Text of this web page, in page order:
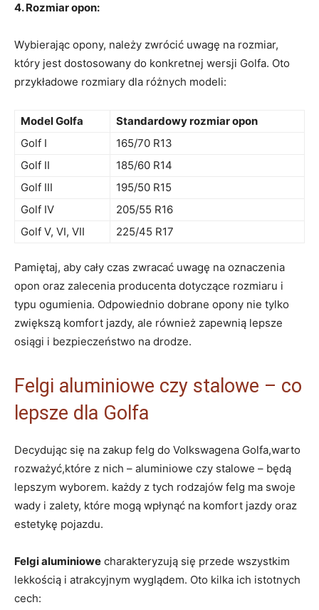
4. Rozmiar ‍opon:
Wybierając opony, należy zwrócić ⁣uwagę na ‍rozmiar,
⁤który jest dostosowany do konkretnej wersji ⁣Golfa. Oto
⁣przykładowe rozmiary dla różnych modeli:
Model ⁢Golfa
Standardowy rozmiar ​opon
Golf I
165/70 R13
Golf II
185/60 ‌R14
Golf III
195/50 R15
Golf⁢ IV
205/55 R16
Golf V, VI, VII
225/45⁤ R17
Pamiętaj, aby cały czas zwracać uwagę na oznaczenia
opon oraz zalecenia producenta dotyczące ⁤rozmiaru i
typu ogumienia. Odpowiednio‌ dobrane opony nie tylko
zwiększą komfort jazdy,‌ ale ​również zapewnią ​lepsze
osiągi i ⁣bezpieczeństwo na drodze.
Felgi ⁣aluminiowe ‌czy stalowe – ⁤co
‌lepsze dla Golfa
Decydując się na zakup felg do Volkswagena Golfa,warto
rozważyć,które z nich – aluminiowe czy stalowe – będą
‌lepszym wyborem. każdy z tych rodzajów felg ma swoje⁣
wady i zalety, które mogą wpłynąć ⁢na komfort jazdy ⁢oraz
estetykę pojazdu.
Felgi aluminiowe charakteryzują się przede wszystkim
lekkością i atrakcyjnym wyglądem. Oto ⁣kilka ich ⁣istotnych
cech: